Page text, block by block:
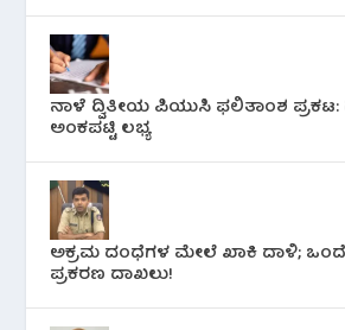
ನಾಳೆ ದ್ವಿತೀಯ ಪಿಯುಸಿ ಫಲಿತಾಂಶ
ಅಂಕಪಟ್ಟಿ ಲಭ್ಯ
ಅಕ್ರಮ ದಂಧೆಗಳ ಮೇಲೆ ಖಾಕಿ ದಾಳಿ;
ಪ್ರಕರಣ ದಾಖಲು!